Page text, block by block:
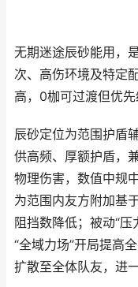
无期迷途辰砂能用，
次、高伤环境及特定
高，0枷可过渡但优先
辰砂定位为范围护盾
供高频、厚额护盾，
物理伤害，数值中规
为范围内友方附加基
阻挡数降低；被动“压
“全域力场”开局提高
扩散至全体队友，进